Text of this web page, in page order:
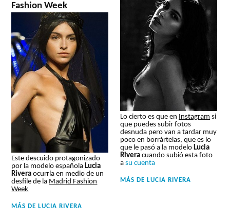
Fashion Week
Este descuido protagonizado
por la modelo española Lucia
Rivera ocurría en medio de un
desfile de la Madrid Fashion
Week
MÁS DE LUCIA RIVERA
Lo cierto es que en Instagram si
que puedes subir fotos
desnuda pero van a tardar muy
poco en borrártelas, que es lo
que le pasó a la modeloLucia
Rivera cuando subió esta foto
asu cuenta
MÁS DE LUCIA RIVERA